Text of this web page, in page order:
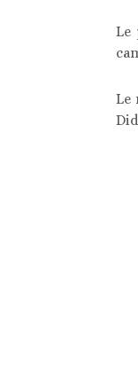
Le
Le